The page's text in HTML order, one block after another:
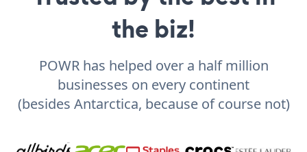
the biz!
POWR has helped over a half million
businesses on every continent
(besides Antarctica, because of course not)